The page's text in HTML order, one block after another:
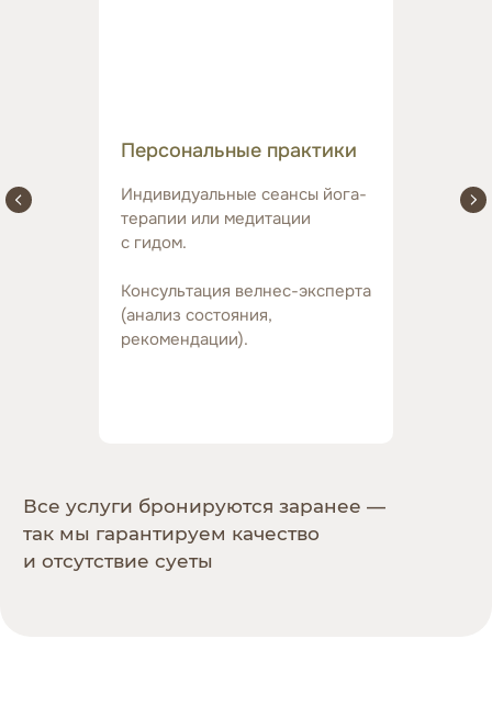
Персональные практики
Индивидуальные сеансы йога-
терапии или медитации
с гидом.
Консультация велнес-эксперта
(анализ состояния,
рекомендации).